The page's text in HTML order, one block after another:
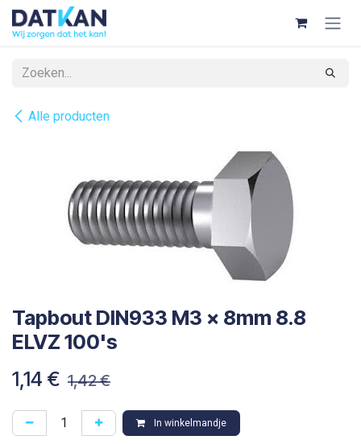
Overslaan naar inhoud
Alle producten
Tapbout DIN933 M3 x 8mm 8.8
ELVZ 100's
1,14 € 1,42€
In winkelmandje